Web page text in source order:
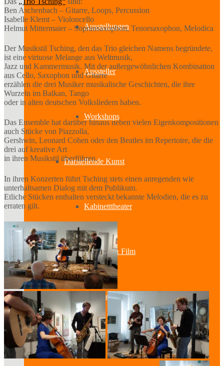
Ausstellungen
Aussteller
Workshops
Darstellende Kunst
Kabinetttheater
Literatur & Film
Hörspiel
Musik
Ben Aschenbach – Gitarre, Loops, Percussion
Isabelle Klemt – Violoncello
Helmut Mittermaier – Sopransaxophon, Tenorsaxophon, Melodica
Der Musikstil Tsching, den das Trio gleichen Namens begründete,
ist eine virtuose Melange aus Weltmusik,
Jazz und Kammermusik. Mit der außergewöhnlichen Kombination
aus Cello, Saxophon und Gitarre
erzählen die drei Musiker musikalische Geschichten, die ihre
Wurzeln im Balkan, Tango
oder in alten deutschen Volksliedern haben.
Das Ensemble hat darüber hinaus neben vielen Eigenkompositionen
auch Stücke von Piazzolla,
Gershwin, Leonard Cohen oder den Beatles im Repertoire, die die
drei auf kreative Art
in ihren Musikstil überführen.
In ihren Konzerten führt Tsching stets einen anregenden wie
unterhaltsamen Dialog mit dem Publikum.
Etliche Stücken enthalten versteckt bekannte Melodien, die es zu
erraten gilt.